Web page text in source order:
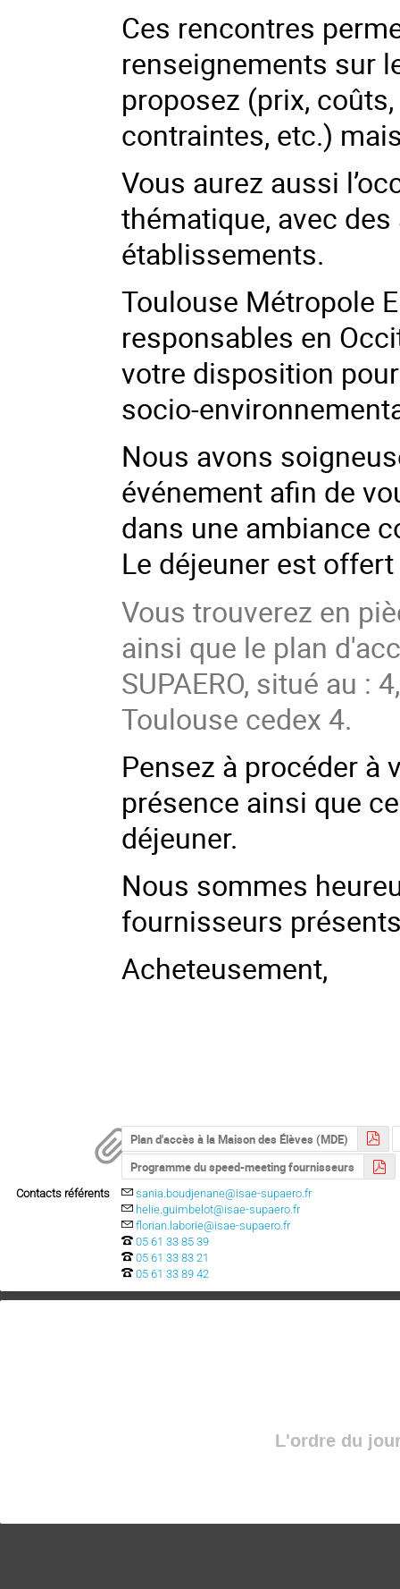
Ces rencontres
renseignements sur
proposez (prix,
contraintes, etc.)
Vous aurez aussi
thématique, avec
établissements.
Toulouse Métropole
responsables en
votre disposition
socio-
Nous avons
événement afin de
dans une ambiance
Le déjeuner est
Vous trouverez en
ainsi que le plan
SUPAERO, situé au :
Toulouse cedex 4.
Pensez à procéder
présence ainsi que
déjeuner.
Nous sommes
fournisseurs
Acheteusement,
Plan d'accès à la Maison des Élèves (MDE)
Programme du speed-meeting fournisseurs
Contacts référents
sania.boudjenane@isae-supaero.fr
helie.guimbelot@isae-supaero.fr
florian.laborie@isae-supaero.fr
05 61 33 85 39
05 61 33 83 21
05 61 33 89 42
L'ordre du